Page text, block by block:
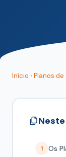
Início › Planos de
1 Os